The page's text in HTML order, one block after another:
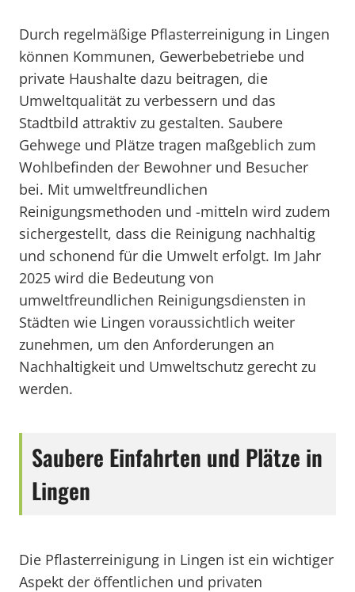
Durch regelmäßige Pflasterreinigung in Lingen
können Kommunen, Gewerbebetriebe und
private Haushalte dazu beitragen, die
Umweltqualität zu verbessern und das
Stadtbild attraktiv zu gestalten. Saubere
Gehwege und Plätze tragen maßgeblich zum
Wohlbefinden der Bewohner und Besucher
bei. Mit umweltfreundlichen
Reinigungsmethoden und -mitteln wird zudem
sichergestellt, dass die Reinigung nachhaltig
und schonend für die Umwelt erfolgt. Im Jahr
2025 wird die Bedeutung von
umweltfreundlichen Reinigungsdiensten in
Städten wie Lingen voraussichtlich weiter
zunehmen, um den Anforderungen an
Nachhaltigkeit und Umweltschutz gerecht zu
werden.
Saubere Einfahrten und Plätze in
Lingen
Die Pflasterreinigung in Lingen ist ein wichtiger
Aspekt der öffentlichen und privaten